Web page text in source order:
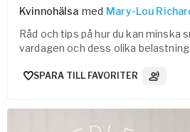
Kvinnohälsa med Mary-Lou
Råd och tips på hur du kan minska
vardagen och dess olika
SPARA TILL FAVORITER 2 Ljudspår